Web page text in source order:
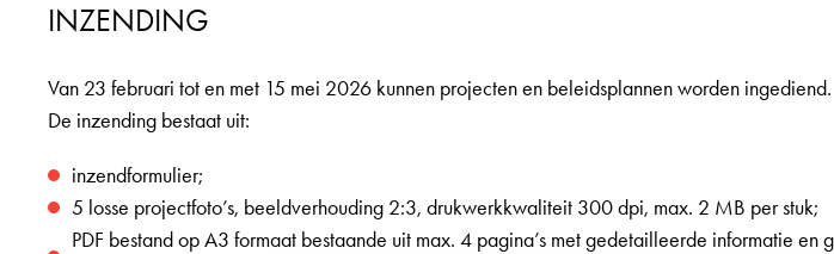
INZENDING
Van 23 februari tot en met 15 mei 2026 kunnen projecten en beleidsplannen worden ingediend.
De inzending bestaat uit:
inzendformulier;
5 losse projectfoto’s, beeldverhouding 2:3, drukwerkkwaliteit 300 dpi, max. 2 MB per stuk;
PDF bestand op A3 formaat bestaande uit max. 4 pagina’s met gedetailleerde informatie